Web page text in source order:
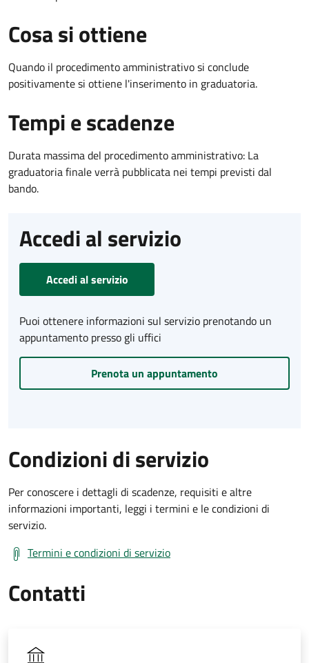
Cosa si ottiene
Quando il procedimento amministrativo si conclude
positivamente si ottiene l'inserimento in graduatoria.
Tempi e scadenze
Durata massima del procedimento amministrativo: La
graduatoria finale verrà pubblicata nei tempi previsti dal
bando.
Accedi al servizio
Accedi al servizio
Puoi ottenere informazioni sul servizio prenotando un
appuntamento presso gli uffici
Prenota un appuntamento
Condizioni di servizio
Per conoscere i dettagli di scadenze, requisiti e altre
informazioni importanti, leggi i termini e le condizioni di
servizio.
Termini e condizioni di servizio
Contatti